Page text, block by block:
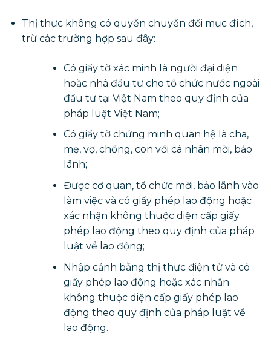
Thị thực không có quyền chuyển đổi mục đích,
trừ các trường hợp sau đây:
Có giấy tờ xác minh là người đại diện
hoặc nhà đầu tư cho tổ chức nước ngoài
đầu tư tại Việt Nam theo quy định của
pháp luật Việt Nam;
Có giấy tờ chứng minh quan hệ là cha,
mẹ, vợ, chồng, con với cá nhân mời, bảo
lãnh;
Được cơ quan, tổ chức mời, bảo lãnh vào
làm việc và có giấy phép lao động hoặc
xác nhận không thuộc diện cấp giấy
phép lao động theo quy định của pháp
luật về lao động;
Nhập cảnh bằng thị thực điện tử và có
giấy phép lao động hoặc xác nhận
không thuộc diện cấp giấy phép lao
động theo quy định của pháp luật về
lao động.